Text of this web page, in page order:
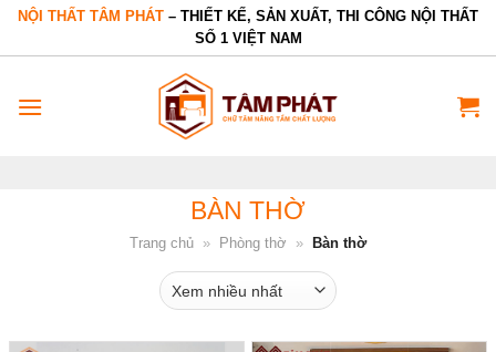
Bỏ
dung
NỘI THẤT TÂM PHÁT – THIẾT KẾ, SẢN XUẤT, THI CÔNG NỘI THẤT
SỐ 1 VIỆT NAM
BÀN THỜ
Trang chủ » Phòng thờ » Bàn thờ